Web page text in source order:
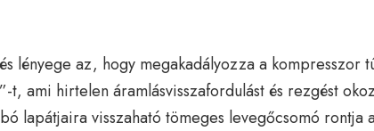
lényege az, hogy megakadályozza a kompresszor
t, ami hirtelen áramlásvisszafordulást és rezgést
lapátjaira visszaható tömeges levegőcsomó rontja